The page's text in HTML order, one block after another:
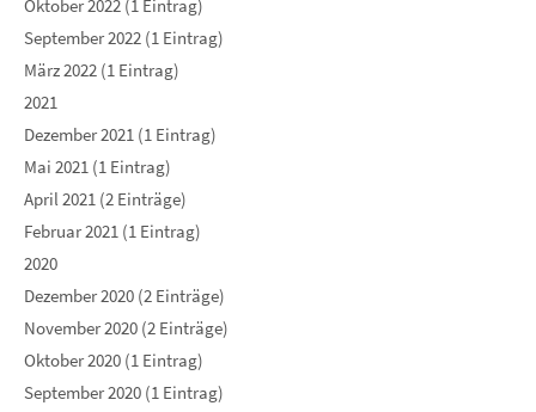
Oktober 2022 (1 Eintrag)
September 2022 (1 Eintrag)
März 2022 (1 Eintrag)
2021
Dezember 2021 (1 Eintrag)
Mai 2021 (1 Eintrag)
April 2021 (2 Einträge)
Februar 2021 (1 Eintrag)
2020
Dezember 2020 (2 Einträge)
November 2020 (2 Einträge)
Oktober 2020 (1 Eintrag)
September 2020 (1 Eintrag)